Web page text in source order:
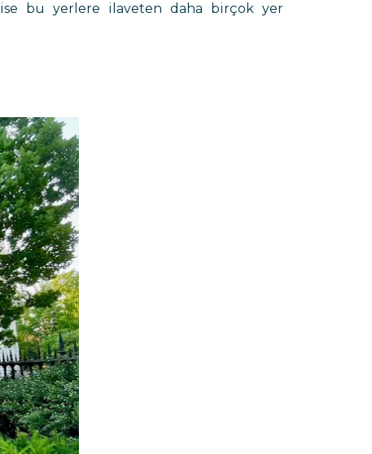
bu yerlere ilaveten daha birçok yer